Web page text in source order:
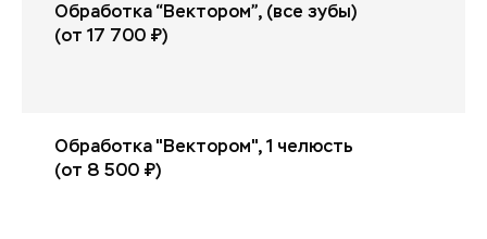
Обработка “Вектором”, (все зубы)
(от 17 700 ₽)
Обработка "Вектором", 1 челюсть
(от 8 500 ₽)